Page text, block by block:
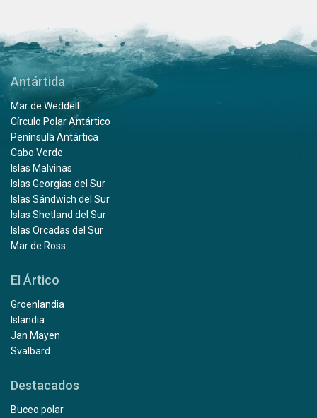
Antártida
Mar de Weddell
Círculo Polar Antártico
Península Antártica
Cabo Verde
Islas Malvinas
Islas Georgias del Sur
Islas Sándwich del Sur
Islas Shetland del Sur
Islas Orcadas del Sur
Mar de Ross
El Ártico
Groenlandia
Islandia
Jan Mayen
Svalbard
Destacados
Buceo polar